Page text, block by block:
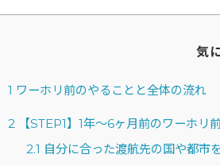
気
1 ワーホリ前のやることと全体の流れ
2 【STEP1】1年〜6ヶ月前のワーホリ
2.1 自分に合った渡航先の国や都市